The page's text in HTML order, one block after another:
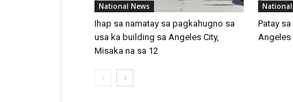
National News
Ihap sa namatay sa pagkahugno sa
usa ka building sa Angeles City,
Misaka na sa 12
National
Patay
Angeles